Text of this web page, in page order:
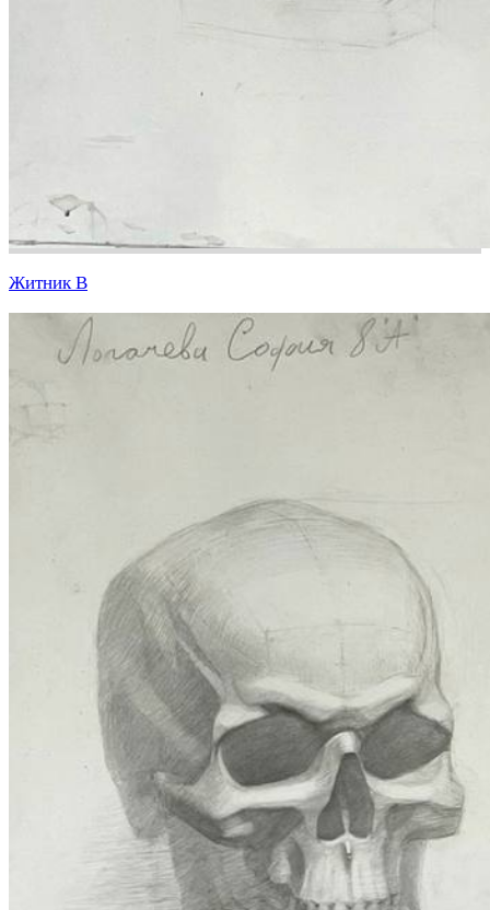
Житник В